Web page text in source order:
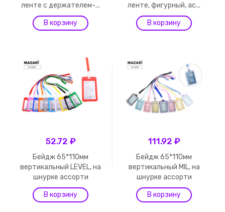
ленте с держателем-...
ленте, фигурный, ас...
52.72 ₽
Бейдж 65*110мм
вертикальный LEVEL, на
шнурке ассорти
111.92 ₽
Бейдж 65*110мм
вертикальный MIL, на
шнурке ассорти